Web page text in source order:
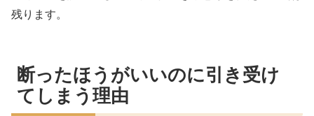
残ります。
断ったほうがいいのに引き受け
てしまう理由